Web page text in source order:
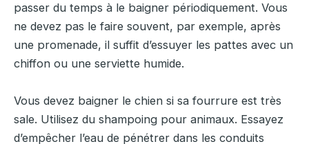
passer du temps à le baigner périodiquement. Vous
ne devez pas le faire souvent, par exemple, après
une promenade, il suffit d’essuyer les pattes avec un
chiffon ou une serviette humide.
Vous devez baigner le chien si sa fourrure est très
sale. Utilisez du shampoing pour animaux. Essayez
d’empêcher l’eau de pénétrer dans les conduits